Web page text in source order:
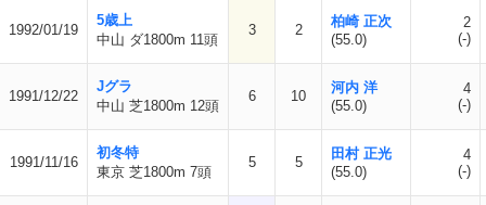
1992/01/19
5歳上
中山 ダ1800m 11頭
3 2
柏崎 正次
(55.0)
2
(-)
1991/12/22
Jグラ
中山 芝1800m 12頭
6 10
河内 洋
(55.0)
4
(-)
1991/11/16
初冬特
東京 芝1800m 7頭
5 5
田村 正光
(55.0)
4
(-)